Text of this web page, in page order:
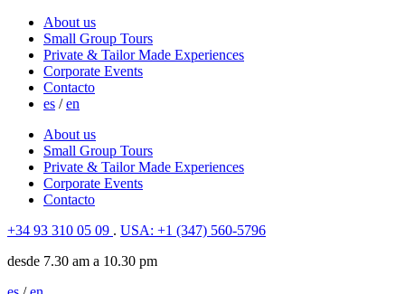
About us
Small Group Tours
Private & Tailor Made Experiences
Corporate Events
Contacto
es /en
About us
Small Group Tours
Private & Tailor Made Experiences
Corporate Events
Contacto
+34 93 310 05 09 . USA: +1 (347) 560-5796
desde 7.30 am a 10.30 pm